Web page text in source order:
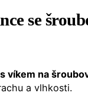
se
víkem na
a vlhkosti.